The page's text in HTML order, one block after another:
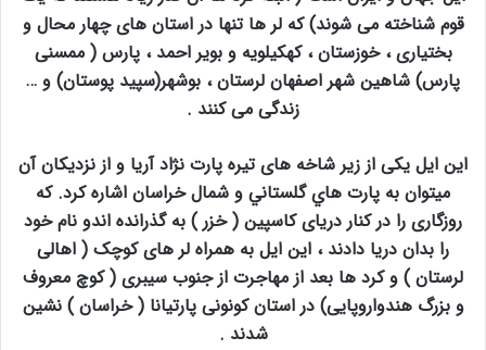
قوم شناخته می شوند) که لر ها تنها در استان های چهار محال و
بختیاری ، خوزستان ، کهکیلویه و بویر احمد ، پارس ( ممسنی
پارس) شاهین شهر اصفهان لرستان ، بوشهر(سپید پوستان) و …
زندگی می کنند .
این ایل یکی از زیر شاخه های تیره پارت نژاد آریا و از نزدیکان آن
میتوان به پارت هاي گلستاني و شمال خراسان اشاره کرد. که
روزگاری را در کنار دریای کاسپین ( خزر ) به گذرانده اندو نام خود
را بدان دریا دادند ، این ایل به همراه لر های کوچک ( اهالی
لرستان ) و کرد ها بعد از مهاجرت از جنوب سیبری ( کوچ معروف
و بزرگ هندواروپایی) در استان کونونی پارتيانا ( خراسان ) نشین
شدند .